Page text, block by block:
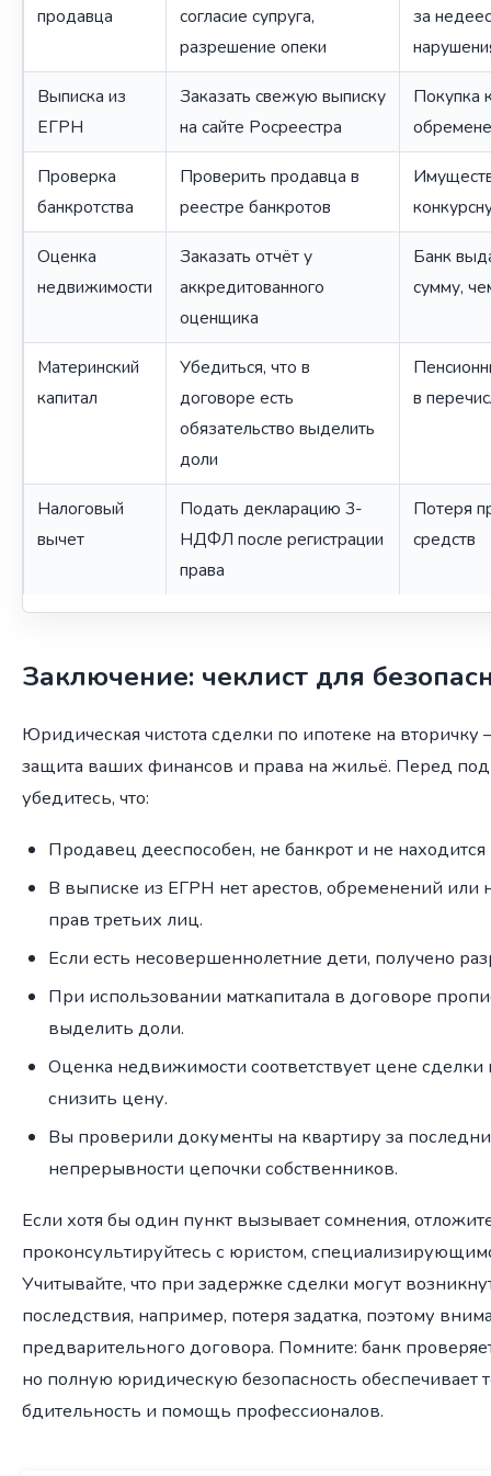
продавца
согласие супруга,
разрешение опеки
за
Выписка из
ЕГРН
Заказать свежую выписку
на сайте Росреестра
Покупка
Проверка
банкротства
Проверить продавца в
реестре банкротов
Оценка
недвижимости
Заказать отчёт у
аккредитованного
оценщика
Банк
сумму,
Материнский
капитал
Убедиться, что в
договоре есть
обязательство выделить
доли
в
Налоговый
вычет
Подать декларацию 3-
НДФЛ после регистрации
права
Потеря
средств
Заключение: чеклист для
Юридическая чистота сделки по ипотеке на
защита ваших финансов и права на жильё. Перед
убедитесь, что:
Продавец дееспособен, не банкрот и не
В выписке из ЕГРН нет арестов, обременений или
прав третьих лиц.
Если есть несовершеннолетние дети, получено
При использовании маткапитала в договоре
выделить доли.
Оценка недвижимости соответствует цене
снизить цену.
Вы проверили документы на квартиру за
непрерывности цепочки собственников.
Если хотя бы один пункт вызывает сомнения,
проконсультируйтесь с юристом,
Учитывайте, что при задержке сделки могут
последствия, например, потеря задатка, поэтому
предварительного договора. Помните: банк
но полную юридическую безопасность обеспечивает
бдительность и помощь профессионалов.